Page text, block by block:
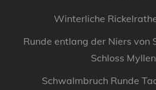
Winterliche
Runde entlang der Niers von
Schloss
Schwalmbruch Runde